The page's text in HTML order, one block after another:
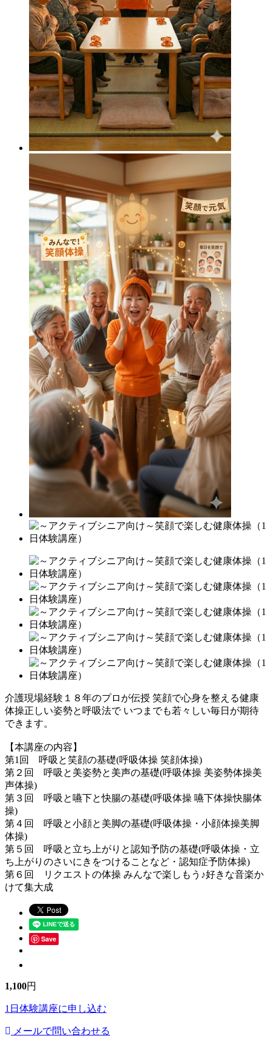
介護現場経験１８年のプロが伝授 笑顔で心身を整える健康
体操正しい姿勢と呼吸法で いつまでも若々しい毎日が期待
できます。
【本講座の内容】
第1回 呼吸と笑顔の基礎(呼吸体操 笑顔体操)
第２回 呼吸と美姿勢と美声の基礎(呼吸体操 美姿勢体操美
声体操)
第３回 呼吸と嚥下と快腸の基礎(呼吸体操 嚥下体操快腸体
操)
第４回 呼吸と小顔と美脚の基礎(呼吸体操・小顔体操美脚
体操)
第５回 呼吸と立ち上がりと認知予防の基礎(呼吸体操・立
ち上がりのさいにきをつけることなど・認知症予防体操)
第６回 リクエストの体操 みんなで楽しもう♪好きな音楽か
けて集大成
Save
1,100円
1日体験講座に申し込む
メールで問い合わせる